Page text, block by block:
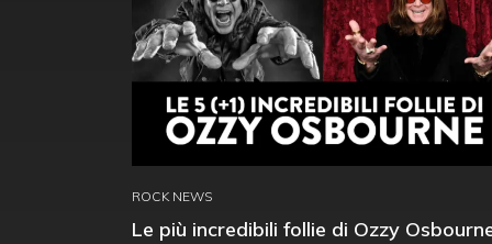
ROCK NEWS
Le più incredibili follie di Ozzy